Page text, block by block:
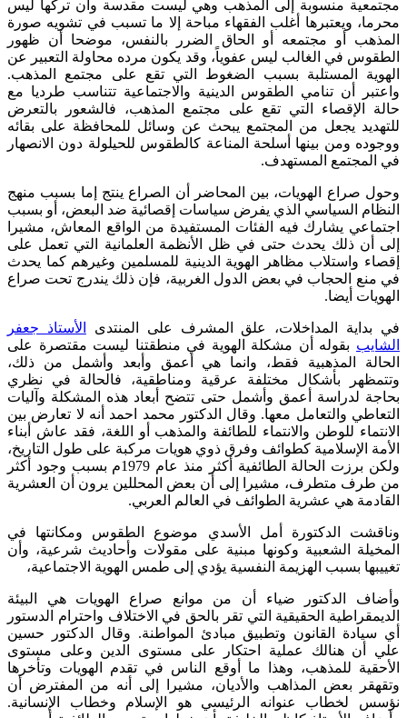
مجتمعية منسوبة إلى المذهب وهي ليست مقدسة وأن تركها ليس
محرما، ويعتبرها أغلب الفقهاء مباحة إلا ما تسبب في تشويه صورة
المذهب أو مجتمعه أو الحاق الضرر بالنفس، موضحا أن ظهور
الطقوس في الغالب ليس عفوياً، وقد يكون مرده محاولة التعبير عن
الهوية المستلبة بسبب الضغوط التي تقع على مجتمع المذهب.
واعتبر أن تنامي الطقوس الدينية والاجتماعية تتناسب طرديا مع
حالة الإقصاء التي تقع على مجتمع المذهب، فالشعور بالتعرض
للتهديد يجعل من المجتمع يبحث عن وسائل للمحافظة على بقائه
ووجوده ومن بينها أسلحة المناعة كالطقوس للحيلولة دون الانصهار
في المجتمع المستهدف.
وحول صراع الهويات، بين المحاضر أن الصراع ينتج إما بسبب منهج
النظام السياسي الذي يفرض سياسات إقصائية ضد البعض، أو بسبب
اجتماعي يشارك فيه الفئات المستفيدة من الواقع المعاش، مشيرا
إلى أن ذلك يحدث حتى في ظل الأنظمة العلمانية التي تعمل على
إقصاء واستلاب مظاهر الهوية الدينية للمسلمين وغيرهم كما يحدث
في منع الحجاب في بعض الدول الغربية، فإن ذلك يندرج تحت صراع
الهويات أيضا.
في بداية المداخلات، علق المشرف على المنتدى
الأستاذ جعفر
الشايب بقوله أن مشكلة الهوية في منطقتنا ليست مقتصرة على
الحالة المذهبية فقط، وانما هي أعمق وأبعد وأشمل من ذلك،
وتتمظهر بأشكال مختلفة عرقية ومناطقية، فالحالة في نظري
بحاجة لدراسة أعمق وأشمل حتى تتضح أبعاد هذه المشكلة وآليات
التعاطي والتعامل معها. وقال الدكتور محمد احمد أنه لا تعارض بين
الانتماء للوطن والانتماء للطائفة والمذهب أو اللغة، فقد عاش أبناء
الأمة الإسلامية كطوائف وفرق ذوي هويات مركبة على طول التاريخ،
ولكن برزت الحالة الطائفية أكثر منذ عام 1979م بسبب وجود أكثر
من طرف متطرف، مشيرا إلى أن بعض المحللين يرون أن العشرية
القادمة هي عشرية الطوائف في العالم العربي.
وناقشت الدكتورة أمل الأسدي موضوع الطقوس ومكانتها في
المخيلة الشعبية وكونها مبنية على مقولات وأحاديث شرعية، وأن
تغييبها بسبب الهزيمة النفسية يؤدي إلى طمس الهوية الاجتماعية،
وأضاف الدكتور ضياء أن من موانع صراع الهويات هي البيئة
الديمقراطية الحقيقية التي تقر بالحق في الاختلاف واحترام الدستور
أي سيادة القانون وتطبيق مبادئ المواطنة. وقال الدكتور حسين
علي أن هنالك عملية احتكار على مستوى الدين وعلى مستوى
الأحقية للمذهب، وهذا ما أوقع الناس في تقدم الهويات وتأخرها
وتقهقر بعض المذاهب والأديان، مشيرا إلى أنه من المفترض أن
نؤسس لخطاب عنوانه الرئيسي هو الإسلام وخطاب الإنسانية.